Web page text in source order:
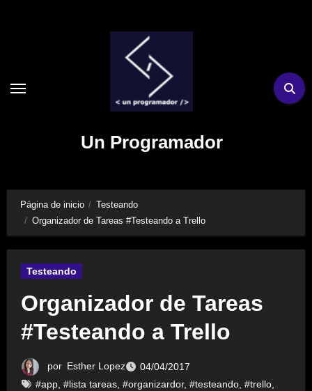
Un Programador
Página de inicio
Testeando
Organizador de Tareas #Testeando a Trello
Testeando
Organizador de Tareas
#Testeando a Trello
por Esther Lopez
04/04/2017
#app, #lista tareas, #organizardor, #testeando, #trello,